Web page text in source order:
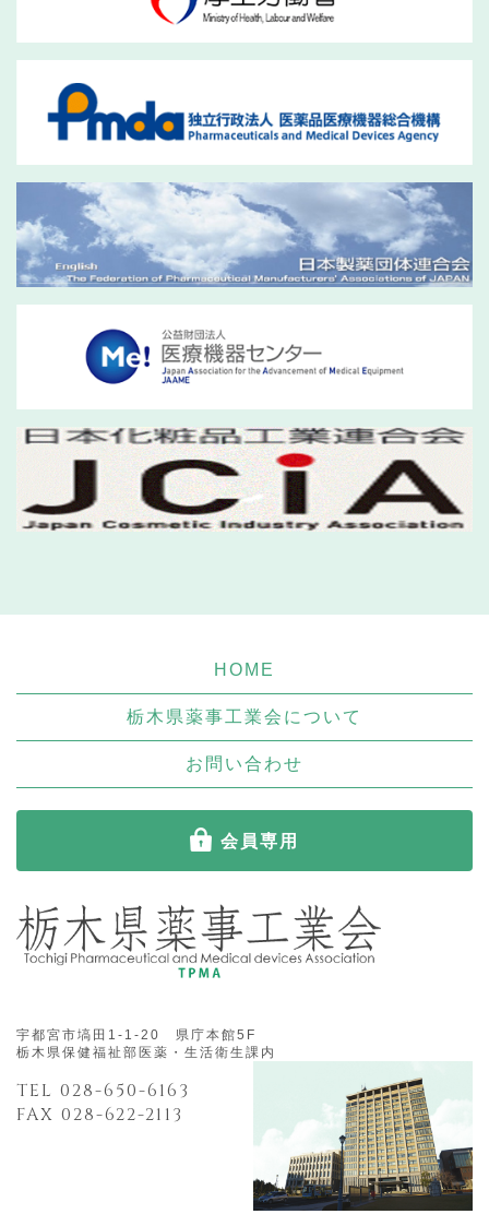
HOME
栃木県薬事工業会について
お問い合わせ
会員専用
宇都宮市塙田1-1-20 県庁本館5F
栃木県保健福祉部医薬・生活衛生課内
TEL 028-650-6163
FAX 028-622-2113